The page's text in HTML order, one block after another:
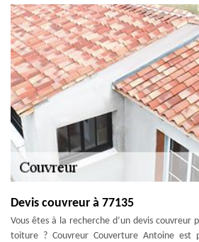
Devis couvreur à 77135
Vous êtes à la recherche d’un devis couvreur
toiture ? Couvreur Couverture Antoine est